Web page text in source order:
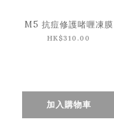
M5 抗痘修護啫喱凍膜
HK$310.00
加入購物車